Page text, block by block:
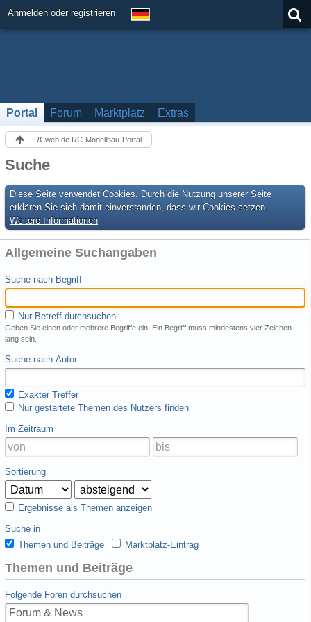
Anmelden oder registrieren
Portal Forum Marktplatz Extras
RCweb.de RC-Modellbau-Portal
Suche
Diese Seite verwendet Cookies. Durch die Nutzung unserer Seite
erklären Sie sich damit einverstanden, dass wir Cookies setzen.
Weitere Informationen
Allgemeine Suchangaben
Suche nach Begriff
Nur Betreff durchsuchen
Geben Sie einen oder mehrere Begriffe ein. Ein Begriff muss mindestens vier Zeichen
lang sein.
Suche nach Autor
Exakter Treffer
Nur gestartete Themen des Nutzers finden
Im Zeitraum
Sortierung
Ergebnisse als Themen anzeigen
Suche in
Themen und Beiträge
Marktplatz-Eintrag
Themen und Beiträge
Folgende Foren durchsuchen